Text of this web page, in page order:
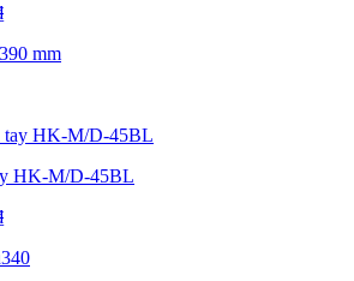
mm
HK-M/D-45BL